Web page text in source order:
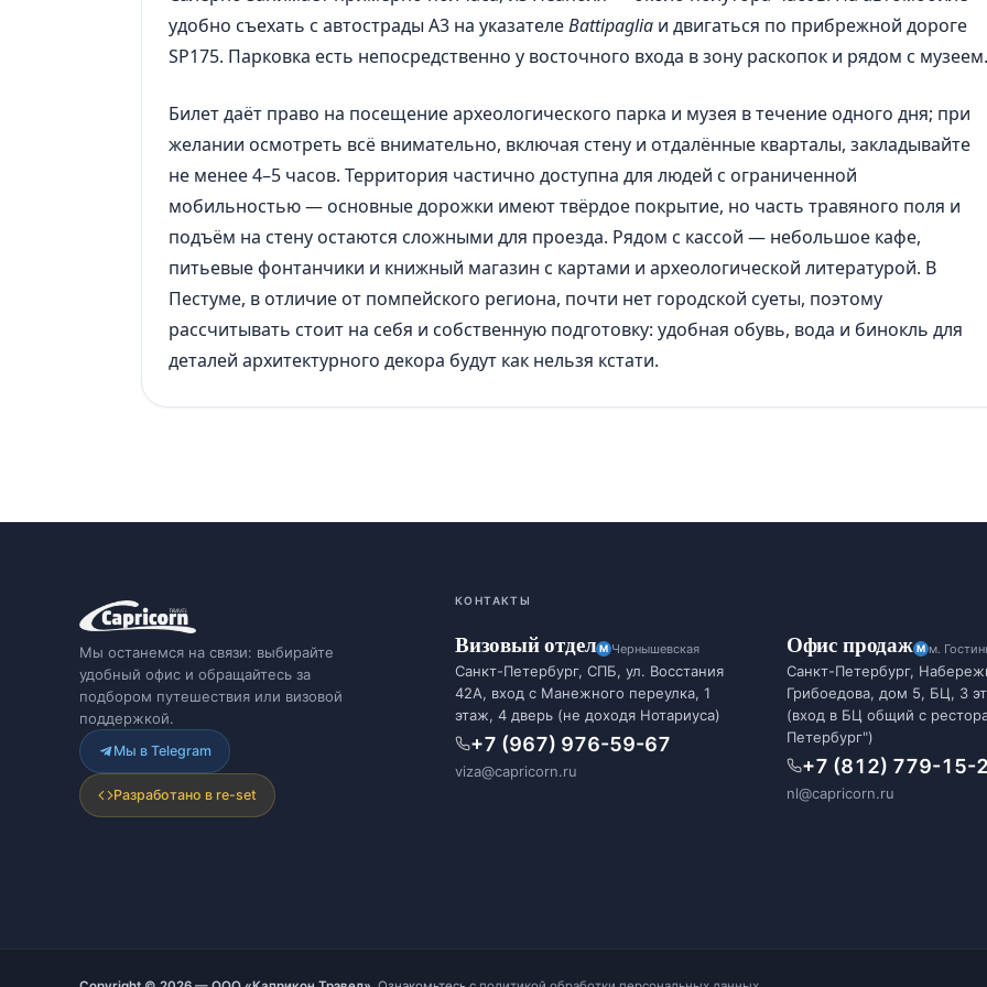
удобно съехать с автострады A3 на указателеBattipaglia и двигаться по прибрежной дороге
SP175. Парковка есть непосредственно у восточного входа в зону раскопок и рядом с музеем.
Билет даёт право на посещение археологического парка и музея в течение одного дня; при
желании осмотреть всё внимательно, включая стену и отдалённые кварталы, закладывайте
не менее 4–5 часов. Территория частично доступна для людей с ограниченной
мобильностью — основные дорожки имеют твёрдое покрытие, но часть травяного поля и
подъём на стену остаются сложными для проезда. Рядом с кассой — небольшое кафе,
питьевые фонтанчики и книжный магазин с картами и археологической литературой. В
Пестуме, в отличие от помпейского региона, почти нет городской суеты, поэтому
рассчитывать стоит на себя и собственную подготовку: удобная обувь, вода и бинокль для
деталей архитектурного декора будут как нельзя кстати.
Мы останемся на связи: выбирайте
удобный офис и обращайтесь за
подбором путешествия или визовой
поддержкой.
Мы в Telegram
Разработано в re-set
КОНТАКТЫ
Визовый отдел Чернышевская
Санкт-Петербург, СПБ, ул. Восстания
42А, вход с Манежного переулка, 1
этаж, 4 дверь (не доходя Нотариуса)
+7 (967) 976-59-67
viza@capricorn.ru
Офис продаж м.
Санкт-Петербург,
Грибоедова, дом 5, БЦ, 3
(вход в БЦ общий с
Петербург")
+7 (812) 779-15-
nl@capricorn.ru